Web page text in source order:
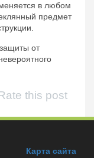
в любом
предмет
от
this post
Карта сайта